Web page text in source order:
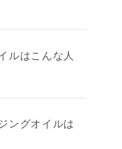
ルはこんな人
ングオイルは